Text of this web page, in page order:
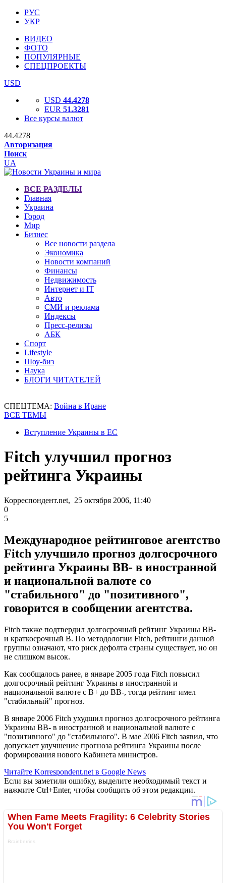
РУС
УКР
ВИДЕО
ФОТО
ПОПУЛЯРНЫЕ
СПЕЦПРОЕКТЫ
USD
USD 44.4278
EUR 51.3281
Все курсы валют
44.4278
Авторизация
Поиск
UA
ВСЕ РАЗДЕЛЫ
Главная
Украина
Город
Мир
Бизнес
Все новости раздела
Экономика
Новости компаний
Финансы
Недвижимость
Интернет и IT
Авто
СМИ и реклама
Индексы
Пресс-релизы
АБК
Спорт
Lifestyle
Шоу-биз
Наука
БЛОГИ ЧИТАТЕЛЕЙ
СПЕЦТЕМА: Война в Иране
ВСЕ ТЕМЫ
Вступление Украины в ЕС
Fitch улучшил прогноз
рейтинга Украины
Корреспондент.net, 25 октября 2006, 11:40
0
5
Международное рейтинговое агентство
Fitch улучшило прогноз долгосрочного
рейтинга Украины ВВ- в иностранной
и национальной валюте со
"стабильного" до "позитивного",
говорится в сообщении агентства.
Fitch также подтвердил долгосрочный рейтинг Украины ВВ-
и краткосрочный В. По методологии Fitch, рейтинги данной
группы означают, что риск дефолта страны существует, но он
не слишком высок.
Как сообщалось ранее, в январе 2005 года Fitch повысил
долгосрочный рейтинг Украины в иностранной и
национальной валюте с В+ до ВВ-, тогда рейтинг имел
"стабильный" прогноз.
В январе 2006 Fitch ухудшил прогноз долгосрочного рейтинга
Украины ВВ- в иностранной и национальной валюте с
"позитивного" до "стабильного". В мае 2006 Fitch заявил, что
допускает улучшение прогноза рейтинга Украины после
формирования нового Кабинета министров.
Читайте Korrespondent.net в Google News
Если вы заметили ошибку, выделите необходимый текст и
нажмите Ctrl+Enter, чтобы сообщить об этом редакции.